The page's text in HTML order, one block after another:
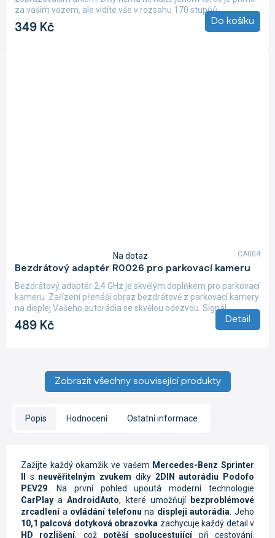
5,0
5
349 Kč Do košíku
za vaším vozem, ale vidíte vše v rozsahu 170 stupňů....
Bezdrátový adaptér R0026 pro parkovací kameru
hodnocení
produktu
je
4,9
5
Na dotaz
489 Kč Detail
Bezdrátový adaptér 2,4 GHz je skvělým doplňkem pro parkovací
kameru. Zařízení přenáší obraz bezdrátově z parkovací kamery
na displej Vašeho autorádia se skvělou odezvou. Signál...
CA004
Zobrazit všechny související produkty
Popis Hodnocení Ostatní informace
Zažijte každý okamžik ve vašem Mercedes-Benz Sprinter
s neuvěřitelným zvukem díky 2DIN autorádiu Podofo
PEV29 . Na první pohled upoutá moderní technologie
CarPlay aAndroidAuto, které umožňují bezproblémové
zrcadlenía ovládání telefonu na displeji autorádia . Jeho
10,1 palcová dotyková obrazovka zachycuje každý detail v
HD rozlišení, což potěší spolucestujícípři cestování.